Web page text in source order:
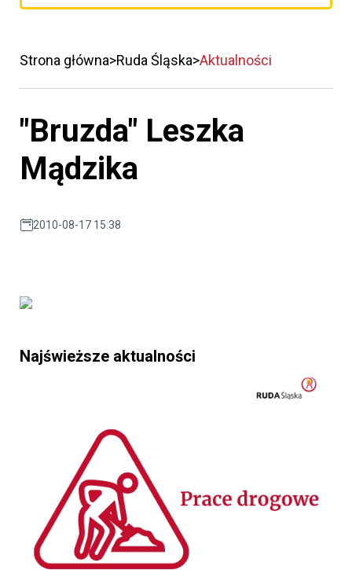
Strona główna Ruda Śląska Aktualności
"Bruzda" Leszka
Mądzika
2010-08-17 15:38
Najświeższe aktualności